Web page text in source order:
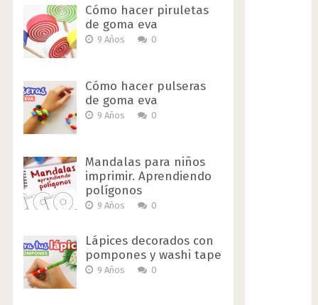
Cómo hacer piruletas
de goma eva
9 Años 0
Cómo hacer pulseras
de goma eva
9 Años 0
Mandalas para niños
imprimir. Aprendiendo
polígonos
9 Años 0
Lápices decorados con
pompones y washi tape
9 Años 0